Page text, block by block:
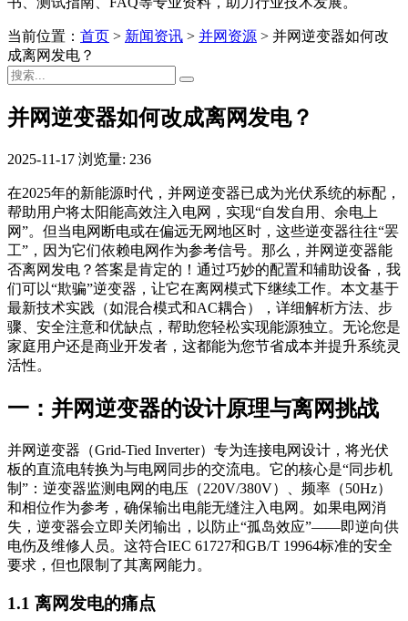
当前位置： 首页 > 新闻资讯 > 并网资源 > 并网逆变器如何改
成离网发电？
并网逆变器如何改成离网发电？
2025-11-17 浏览量: 236
在2025年的新能源时代，并网逆变器已成为光伏系统的标配，
帮助用户将太阳能高效注入电网，实现“自发自用、余电上
网”。但当电网断电或在偏远无网地区时，这些逆变器往往“罢
工”，因为它们依赖电网作为参考信号。那么，并网逆变器能
否离网发电？答案是肯定的！通过巧妙的配置和辅助设备，我
们可以“欺骗”逆变器，让它在离网模式下继续工作。本文基于
最新技术实践（如混合模式和AC耦合），详细解析方法、步
骤、安全注意和优缺点，帮助您轻松实现能源独立。无论您是
家庭用户还是商业开发者，这都能为您节省成本并提升系统灵
活性。
一：并网逆变器的设计原理与离网挑战
并网逆变器（Grid-Tied Inverter）专为连接电网设计，将光伏
板的直流电转换为与电网同步的交流电。它的核心是“同步机
制”：逆变器监测电网的电压（220V/380V）、频率（50Hz）
和相位作为参考，确保输出电能无缝注入电网。如果电网消
失，逆变器会立即关闭输出，以防止“孤岛效应”——即逆向供
电伤及维修人员。这符合IEC 61727和GB/T 19964标准的安全
要求，但也限制了其离网能力。
1.1 离网发电的痛点